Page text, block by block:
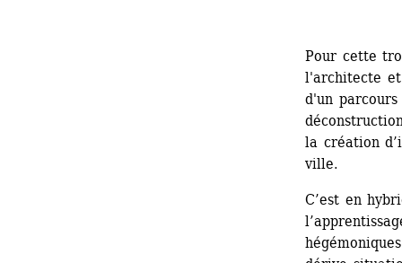
Pour cette
l'architecte
d'un
la création
ville.
C’est en